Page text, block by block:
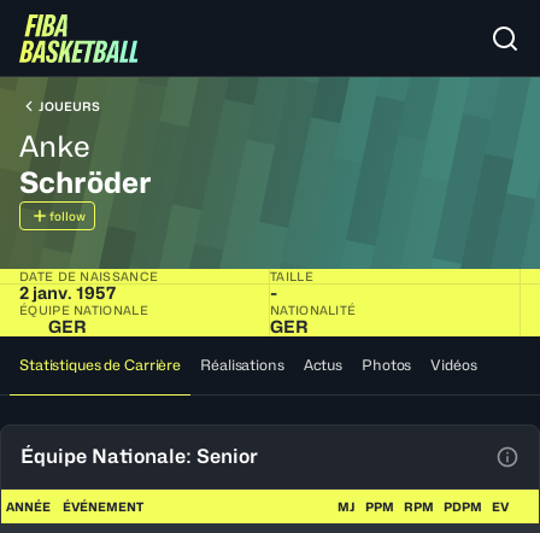
JOUEURS
Anke
Schröder
follow
DATE DE NAISSANCE
2 janv. 1957
TAILLE
-
ÉQUIPE NATIONALE
GER
NATIONALITÉ
GER
Statistiques de Carrière Réalisations Actus Photos Vidéos
Équipe Nationale: Senior
ANNÉE ÉVÉNEMENT MJ PPM RPM PDPM EV